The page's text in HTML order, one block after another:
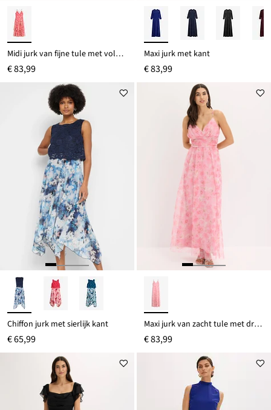
Midi jurk van fijne tule met volants
€ 83,99
Maxi jurk met kant
€ 83,99
Chiffon jurk met sierlijk kant
€ 65,99
Maxi jurk van zacht tule met drapering
€ 83,99